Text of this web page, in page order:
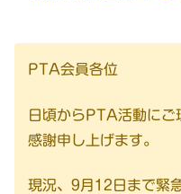
PTA会員各位
日頃からPTA活動にご
感謝申し上げます。
現況、9月12日まで緊